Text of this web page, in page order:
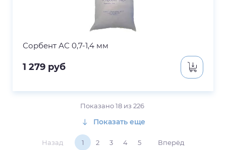
Сорбент АС 0,7-1,4 мм
1 279 руб
Показано18 из 226
Показать еще
Назад 1 2 3 4 5 Вперёд